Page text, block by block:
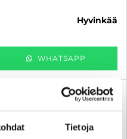
Tietoja
hyvinkää
WHATSAPP